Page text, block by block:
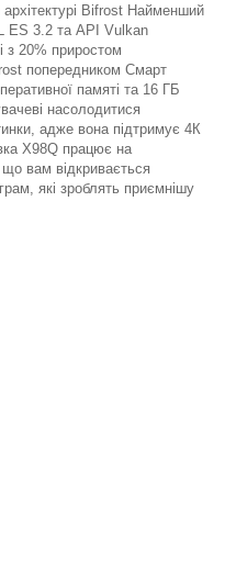
архітектурі Bifrost Найменший
ES 3.2 та API Vulkan
з 20% приростом
попередником Смарт
памяті та 16 ГБ
насолодитися
адже вона підтримує 4К
X98Q працює на
що вам відкривається
які зроблять приємнішу